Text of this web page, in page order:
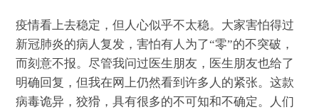
疫情看上去稳定，但人心似乎不太稳。大家害怕得过
新冠肺炎的病人复发，害怕有人为了“零”的不突破，
而刻意不报。尽管我问过医生朋友，医生朋友也给了
明确回复，但我在网上仍然看到许多人的紧张。这款
病毒诡异，狡猾，具有很多的不可知和不确定。人们